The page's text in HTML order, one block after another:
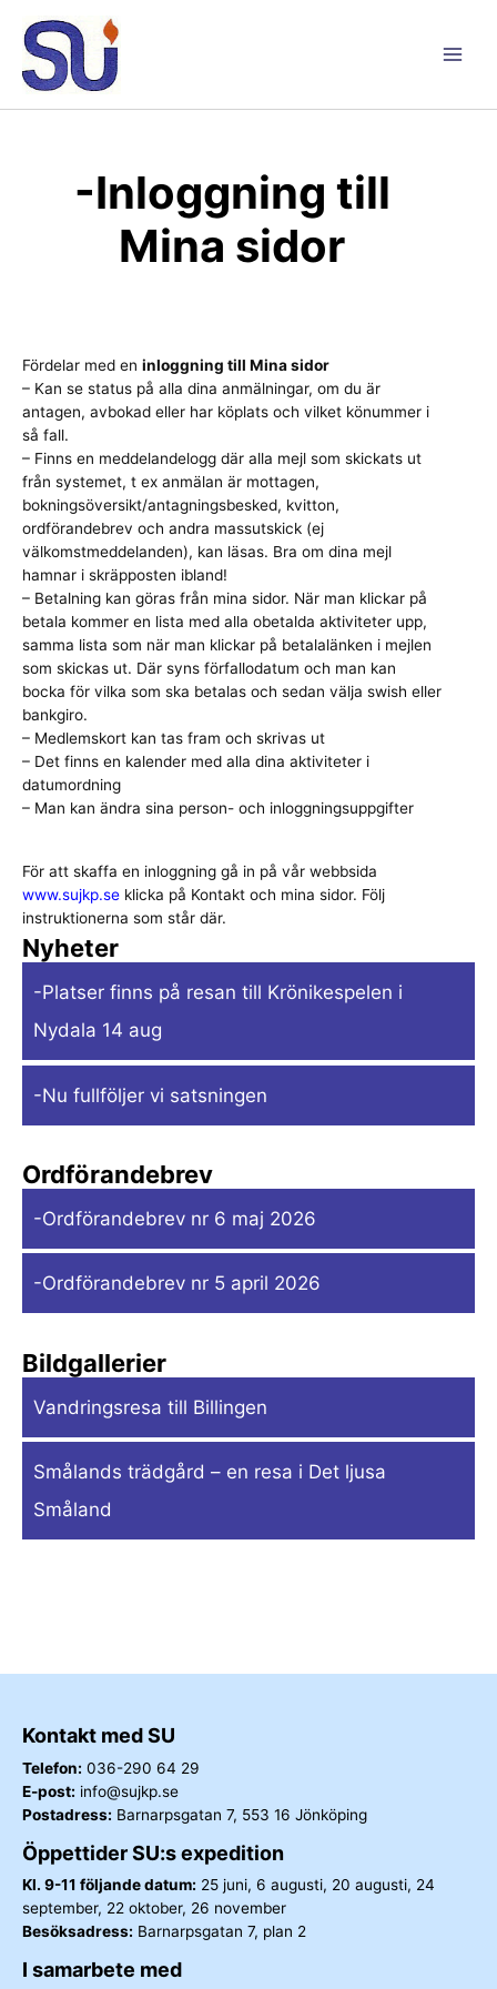
innehåll
-Inloggning till
Mina sidor
Fördelar med en inloggning till Mina sidor
– Kan se status på alla dina anmälningar, om du är
antagen, avbokad eller har köplats och vilket könummer i
så fall.
– Finns en meddelandelogg där alla mejl som skickats ut
från systemet, t ex anmälan är mottagen,
bokningsöversikt/antagningsbesked, kvitton,
ordförandebrev och andra massutskick (ej
välkomstmeddelanden), kan läsas. Bra om dina mejl
hamnar i skräpposten ibland!
– Betalning kan göras från mina sidor. När man klickar på
betala kommer en lista med alla obetalda aktiviteter upp,
samma lista som när man klickar på betalalänken i mejlen
som skickas ut. Där syns förfallodatum och man kan
bocka för vilka som ska betalas och sedan välja swish eller
bankgiro.
– Medlemskort kan tas fram och skrivas ut
– Det finns en kalender med alla dina aktiviteter i
datumordning
– Man kan ändra sina person- och inloggningsuppgifter
För att skaffa en inloggning gå in på vår webbsida
www.sujkp.se klicka på Kontakt och mina sidor. Följ
instruktionerna som står där.
Nyheter
-Platser finns på resan till Krönikespelen i
Nydala 14 aug
-Nu fullföljer vi satsningen
Ordförandebrev
-Ordförandebrev nr 6 maj 2026
-Ordförandebrev nr 5 april 2026
Bildgallerier
Vandringsresa till Billingen
Smålands trädgård – en resa i Det ljusa
Småland
Kontakt med SU
Telefon: 036-290 64 29
E-post: info@sujkp.se
Postadress: Barnarpsgatan 7, 553 16 Jönköping
Öppettider SU:s expedition
Kl. 9-11 följande datum: 25 juni, 6 augusti, 20 augusti, 24
september, 22 oktober, 26 november
Besöksadress: Barnarpsgatan 7, plan 2
I samarbete med